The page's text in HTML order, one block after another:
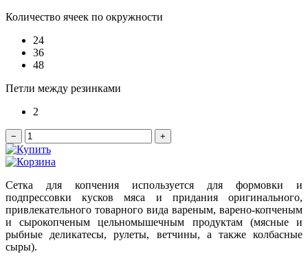
Количество ячеек по окружности
24
36
48
Петли между резинками
2
− +
Сетка для копчения используется для формовки и
подпрессовки кусков мяса и придания оригинального,
привлекательного товарного вида вареным, варено-копченым
и сырокопченым цельномышечным продуктам (мясные и
рыбные деликатесы, рулеты, ветчины, а также колбасные
сыры).